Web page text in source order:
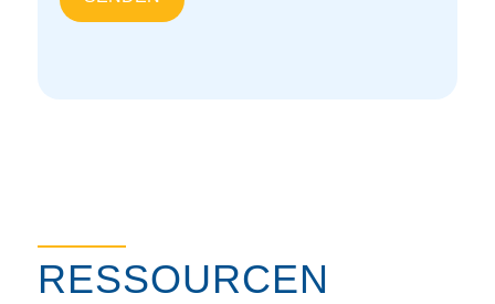
RESSOURCEN